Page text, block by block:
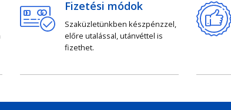
Fizetési módok
Szaküzletünkben készpénzzel,
előre utalással, utánvéttel is
fizethet.